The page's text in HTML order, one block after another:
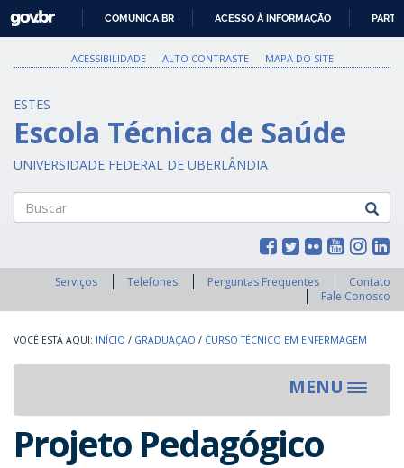
PARA
O
GOVBR
COMUNICA BR ACESSO À INFORMAÇÃO
ACESSIBILIDADE ALTO CONTRASTE MAPA DO SITE
ESTES
Escola Técnica de Saúde
UNIVERSIDADE FEDERAL DE UBERLÂNDIA
Serviços Telefones Perguntas Frequentes
Contato
Fale Conosco
INÍCIO / GRADUAÇÃO / CURSO TÉCNICO EM ENFERMAGEM
MENU
Toggle
Projeto Pedagógico